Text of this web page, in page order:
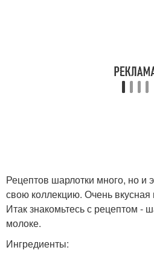
Рецептов шарлотки много, но и
свою коллекцию. Очень вкусная
Итак знакомьтесь с рецептом -
молоке.
Ингредиенты: